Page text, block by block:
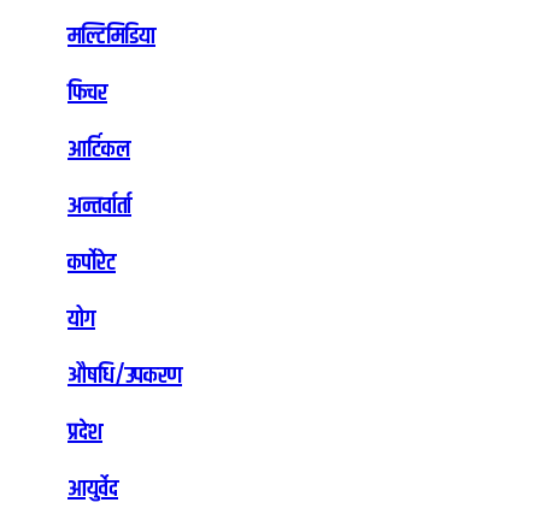
मल्टिमिडिया
फिचर
आर्टिकल
अन्तर्वार्ता
कर्पोरेट
योग
औषधि/उपकरण
प्रदेश
आयुर्वेद